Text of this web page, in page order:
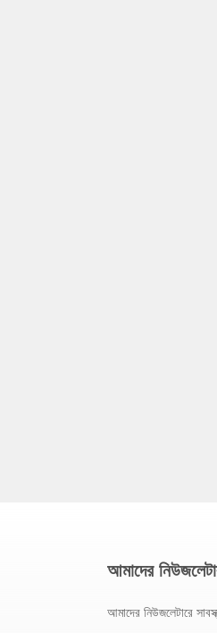
আমাদের
আমাদের নিউজলেটারে